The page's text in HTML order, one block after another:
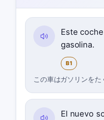
Este
gasolina.
B1
この車はガソリンをた
El nuevo